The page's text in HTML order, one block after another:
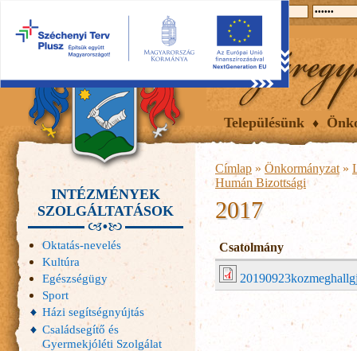
Településünk
Címlap » Önkormányzat »
Humán Bizottsági
2017
Csatolmány
INTÉZMÉNYEK
SZOLGÁLTATÁSOK
Oktatás-nevelés
Kultúra
Egészségügy
Sport
Házi segítségnyújtás
Családsegítő és
Gyermekjóléti Szolgálat